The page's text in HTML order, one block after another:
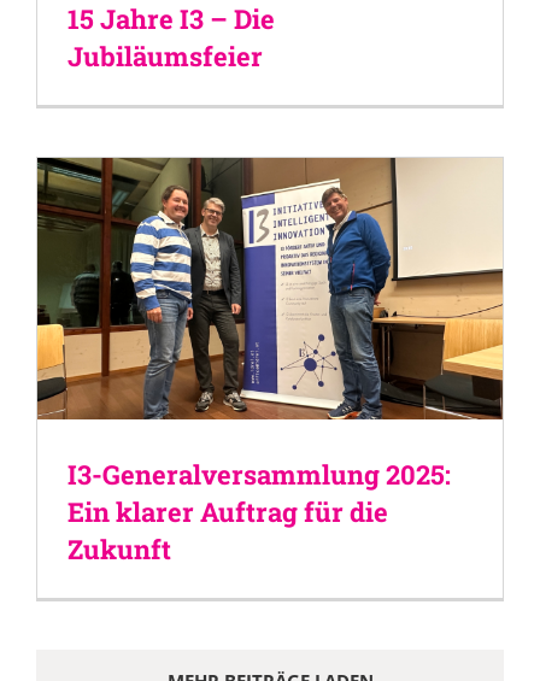
15 Jahre I3 – Die
Jubiläumsfeier
I3-Generalversammlung 2025:
Ein klarer Auftrag für die
Zukunft